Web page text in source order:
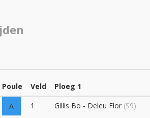
Poule Veld Ploeg 1
A 1 Gillis Bo - Deleu Flor (S9)